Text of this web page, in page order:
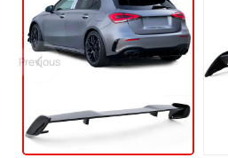
Previous